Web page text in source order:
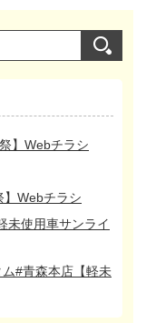
】Webチラシ
Webチラシ
未使用車サンライ
ム#青森本店【軽未